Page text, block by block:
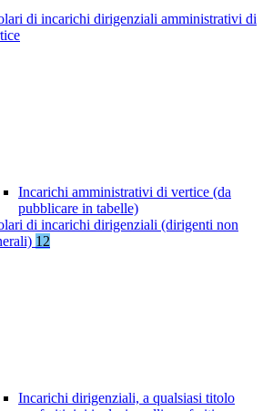
di incarichi dirigenziali amministrativi di
Incarichi amministrativi di vertice (da
pubblicare in tabelle)
di incarichi dirigenziali (dirigenti non
12
Incarichi dirigenziali, a qualsiasi titolo